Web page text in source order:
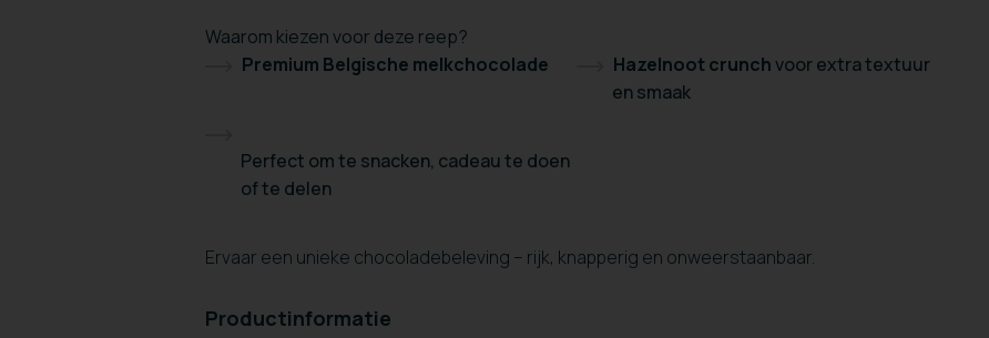
Waarom kiezen voor deze reep?
Premium Belgische melkchocolade
Hazelnoot crunchvoor extra textuur
en smaak
Perfect om te snacken, cadeau te doen
of te delen
Ervaar een unieke chocoladebeleving – rijk, knapperig en onweerstaanbaar.
Productinformatie